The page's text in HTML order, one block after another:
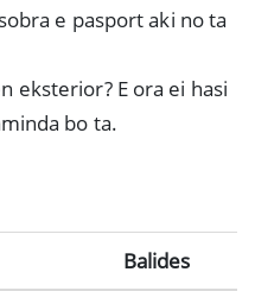
e pasport aki no ta
eksterior? E ora ei hasi
bo ta.
Balides